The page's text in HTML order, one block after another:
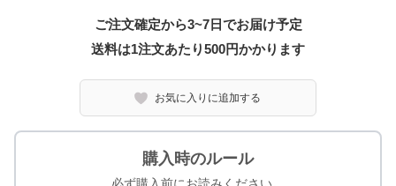
ご注文確定から3~7日でお届け予定
送料は1注文あたり500円かかります
お気に入りに追加する
購入時のルール